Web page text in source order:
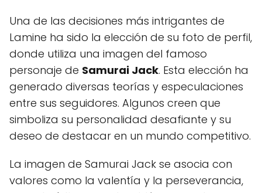
Una de las decisiones más intrigantes de
Lamine ha sido la elección de su foto de perfil,
donde utiliza una imagen del famoso
personaje de Samurai Jack. Esta elección ha
generado diversas teorías y especulaciones
entre sus seguidores. Algunos creen que
simboliza su personalidad desafiante y su
deseo de destacar en un mundo competitivo.
La imagen de Samurai Jack se asocia con
valores como la valentía y la perseverancia,